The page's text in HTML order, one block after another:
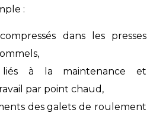
:
dans les presses
liés à la maintenance et
par point chaud,
des galets de roulement